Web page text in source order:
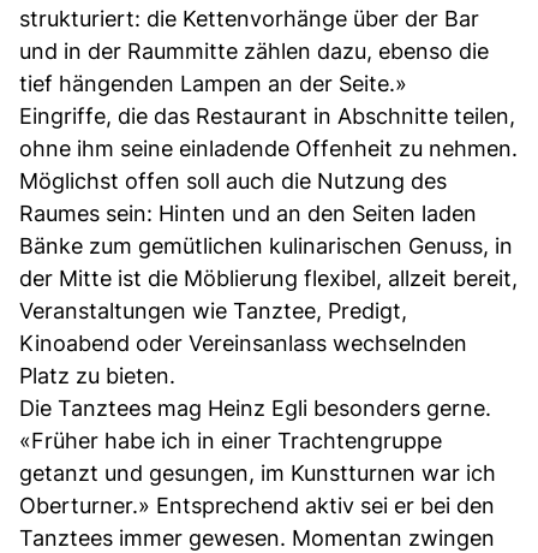
strukturiert: die Kettenvorhänge über der Bar
und in der Raummitte zählen dazu, ebenso die
tief hängenden Lampen an der Seite.»
Eingriffe, die das Restaurant in Abschnitte teilen,
ohne ihm seine einladende Offenheit zu nehmen.
Möglichst offen soll auch die Nutzung des
Raumes sein: Hinten und an den Seiten laden
Bänke zum gemütlichen kulinarischen Genuss, in
der Mitte ist die Möblierung flexibel, allzeit bereit,
Veranstaltungen wie Tanztee, Predigt,
Kinoabend oder Vereinsanlass wechselnden
Platz zu bieten.
Die Tanztees mag Heinz Egli besonders gerne.
«Früher habe ich in einer Trachtengruppe
getanzt und gesungen, im Kunstturnen war ich
Oberturner.» Entsprechend aktiv sei er bei den
Tanztees immer gewesen. Momentan zwingen